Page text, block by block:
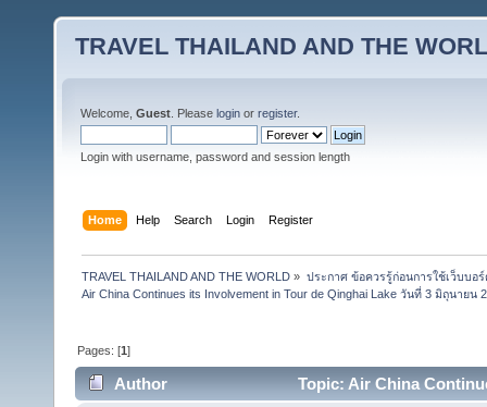
TRAVEL THAILAND AND THE
Welcome, Guest . Please login or register.
Login with username, password and session length
Home Help Search Login Register
TRAVEL THAILAND AND THE WORLD » ประกาศ ข้อควรรู้ก่อนการใช้เว็บบอร์
Air China Continues its Involvement in Tour de Qinghai Lake วันที่ 3 มิถุนายน
Pages: [1]
Author
Topic: Air China